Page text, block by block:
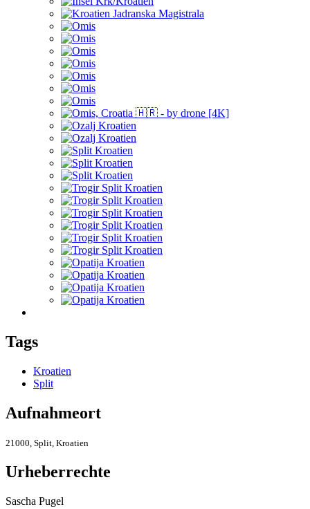
Tags
Kroatien
Split
Aufnahmeort
21000, Split, Kroatien
Urheberrechte
Sascha Pugel